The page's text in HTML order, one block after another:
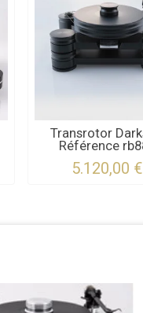
Transrotor
Référence
5.120,00 €